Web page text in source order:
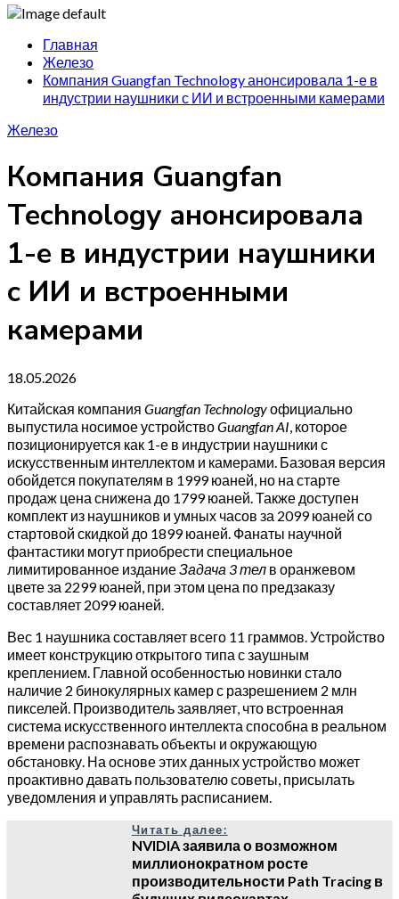
Главная
Железо
Компания Guangfan Technology анонсировала 1-е в
индустрии наушники с ИИ и встроенными камерами
Железо
Компания Guangfan
Technology анонсировала
1-е в индустрии наушники
с ИИ и встроенными
камерами
18.05.2026
Китайская компания Guangfan Technologyофициально
выпустила носимое устройствоGuangfan AI, которое
позиционируется как 1-е в индустрии наушники с
искусственным интеллектом и камерами. Базовая версия
обойдется покупателям в 1999 юаней, но на старте
продаж цена снижена до 1799 юаней. Также доступен
комплект из наушников и умных часов за 2099 юаней со
стартовой скидкой до 1899 юаней. Фанаты научной
фантастики могут приобрести специальное
лимитированное изданиеЗадача 3 тел в оранжевом
цвете за 2299 юаней, при этом цена по предзаказу
составляет 2099 юаней.
Вес 1 наушника составляет всего 11 граммов. Устройство
имеет конструкцию открытого типа с заушным
креплением. Главной особенностью новинки стало
наличие 2 бинокулярных камер с разрешением 2 млн
пикселей. Производитель заявляет, что встроенная
система искусственного интеллекта способна в реальном
времени распознавать объекты и окружающую
обстановку. На основе этих данных устройство может
проактивно давать пользователю советы, присылать
уведомления и управлять расписанием.
Читать далее:
NVIDIA заявила о возможном
миллионократном росте
производительности Path Tracing в